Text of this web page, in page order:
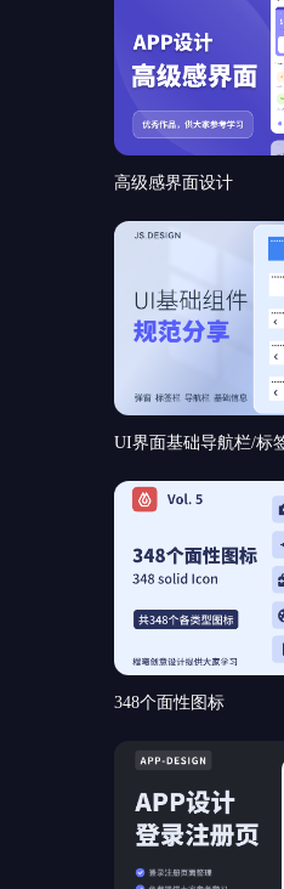
高级感界面设计
348个面性图标